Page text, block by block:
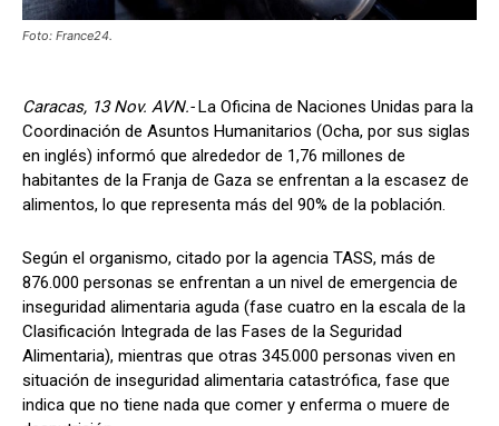
Foto: France24.
Caracas, 13 Nov. AVN.-La Oficina de Naciones Unidas para la
Coordinación de Asuntos Humanitarios (Ocha, por sus siglas
en inglés) informó que alrededor de 1,76 millones de
habitantes de la Franja de Gaza se enfrentan a la escasez de
alimentos, lo que representa más del 90% de la población.
Según el organismo, citado por la agencia TASS, más de
876.000 personas se enfrentan a un nivel de emergencia de
inseguridad alimentaria aguda (fase cuatro en la escala de la
Clasificación Integrada de las Fases de la Seguridad
Alimentaria), mientras que otras 345.000 personas viven en
situación de inseguridad alimentaria catastrófica, fase que
indica que no tiene nada que comer y enferma o muere de